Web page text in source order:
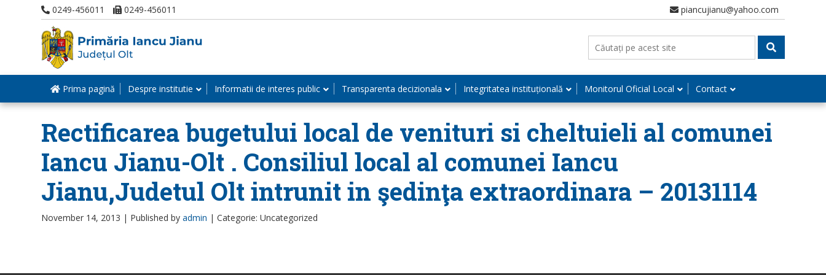
0249-456011 0249-456011 piancujianu@yahoo.com
Prima pagină Despre institutie Informatii de interes public Transparenta decizionala Integritatea instituțională Monitorul Oficial Local Contact
Rectificarea bugetului local de venituri si cheltuieli al comunei
Iancu Jianu-Olt . Consiliul local al comunei Iancu
Jianu,Judetul Olt intrunit in şedinţa extraordinara – 20131114
November 14, 2013 | Published by admin | Categorie: Uncategorized